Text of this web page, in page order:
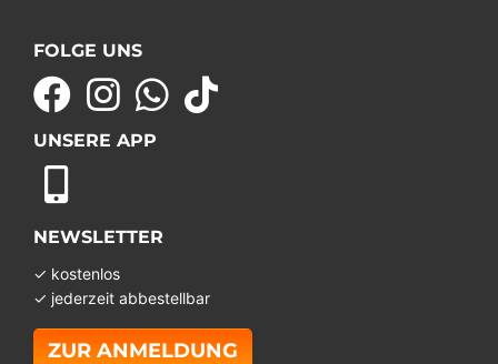
FOLGE UNS
UNSERE APP
NEWSLETTER
✓ kostenlos
✓ jederzeit abbestellbar
ZUR ANMELDUNG